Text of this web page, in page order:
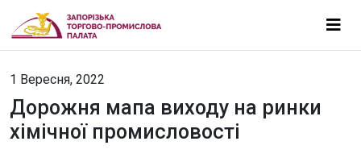
1 Вересня, 2022
Дорожня мапа виходу на ринки
хімічної промисловості